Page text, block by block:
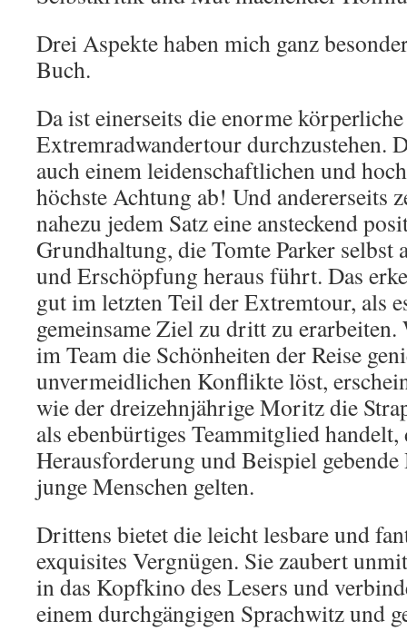
Drei Aspekte haben mich ganz
Buch.
Da ist einerseits die enorme
Extremradwandertour durchzustehen.
auch einem leidenschaftlichen und
höchste Achtung ab! Und andererseits
nahezu jedem Satz eine ansteckend
Grundhaltung, die Tomte Parker selbst
und Erschöpfung heraus führt. Das
gut im letzten Teil der Extremtour, als
gemeinsame Ziel zu dritt zu
im Team die Schönheiten der Reise
unvermeidlichen Konflikte löst,
wie der dreizehnjährige Moritz die
als ebenbürtiges Teammitglied
Herausforderung und Beispiel
junge Menschen gelten.
Drittens bietet die leicht lesbare und
exquisites Vergnügen. Sie zaubert
in das Kopfkino des Lesers und
einem durchgängigen Sprachwitz und